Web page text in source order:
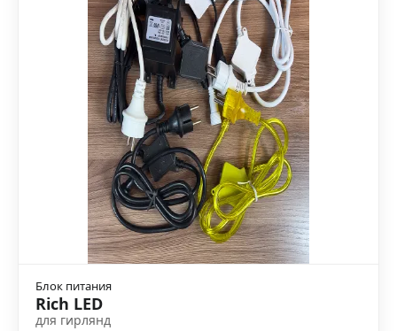
Блок питания
Rich LED
для гирлянд